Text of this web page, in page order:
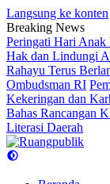
Langsung ke konten
Breaking News
Peringati Hari Anak
Hak dan Lindungi
Rahayu Terus
Ombudsman RI
Kekeringan dan
Bahas Rancangan
Literasi Daerah